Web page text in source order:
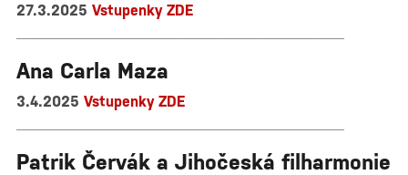
27.3.2025 Vstupenky ZDE
Ana Carla Maza
3.4.2025 Vstupenky ZDE
Patrik Červák a Jihočeská filharmonie